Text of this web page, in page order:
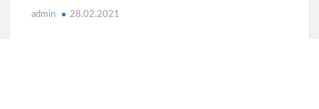
admin 28.02.2021